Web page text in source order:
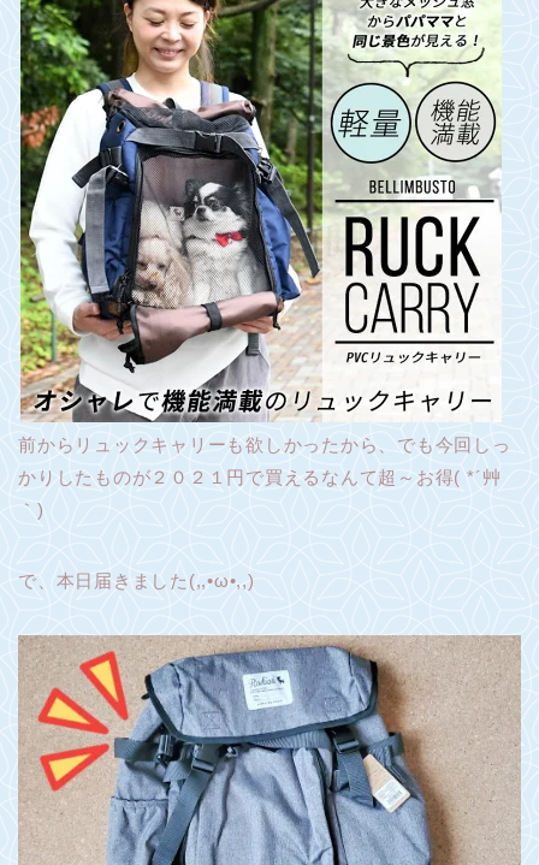
前からリュックキャリーも欲しかったから、でも今回しっ
かりしたものが２０２１円で買えるなんて超～お得( *´艸
｀)
で、本日届きました(,,•ω•,,)